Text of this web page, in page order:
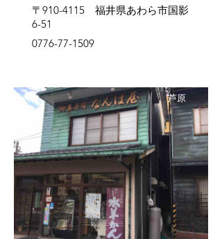
〒910-4115 福井県あわら市国影
6-51
0776-77-1509
芦原